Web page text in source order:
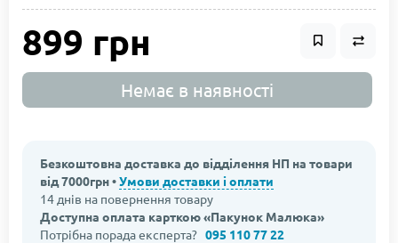
899 грн
Немає в наявності
Безкоштовна доставка до відділення НП на товари
від 7000грн •Умови доставки і оплати
14 днів на повернення товару
Доступна оплата карткою «Пакунок Малюка»
Потрібна порада експерта? 095 110 77 22